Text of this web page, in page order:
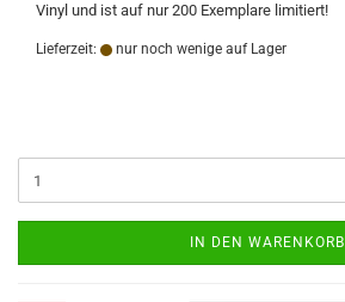
Vinyl und ist auf nur 200 Exemplare limitiert!
Lieferzeit: nur noch wenige auf Lager
IN DEN WARENKORB